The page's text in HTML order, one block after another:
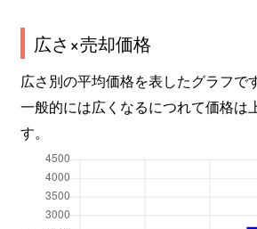
広さ×売却価格
広さ別の平均価格を表したグラフです
一般的には広くなるにつれて価格は
す。